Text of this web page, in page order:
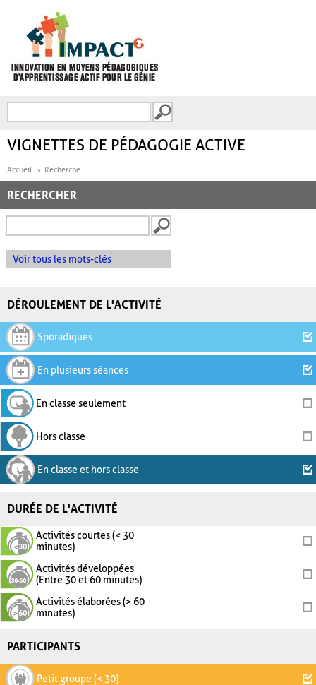
FORMULAIRE DE
VIGNETTES DE PÉDAGOGIE ACTIVE
Accueil Recherche
RECHERCHER
Voir tous les mots-clés
DÉROULEMENT DE L'ACTIVITÉ
Sporadiques
En plusieurs séances
En classe seulement
Hors classe
En classe et hors classe
DURÉE DE L'ACTIVITÉ
Activités courtes (< 30
minutes)
Activités développées
(Entre 30 et 60 minutes)
Activités élaborées (> 60
minutes)
PARTICIPANTS
Petit groupe (< 30)